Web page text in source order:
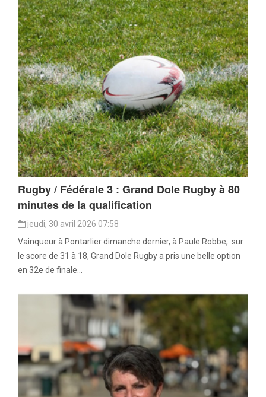
Rugby / Fédérale 3 : Grand Dole Rugby à 80
minutes de la qualification
jeudi, 30 avril 2026 07:58
Vainqueur à Pontarlier dimanche dernier, à Paule Robbe, sur
le score de 31 à 18, Grand Dole Rugby a pris une belle option
en 32e de finale...